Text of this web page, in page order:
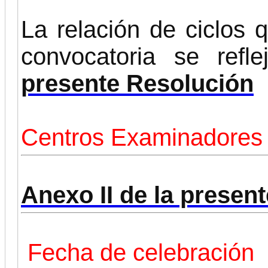
La relación de ciclos
convocatoria se
presente Resolución
Centros Examinadores
Anexo II de la
Fecha de celebración